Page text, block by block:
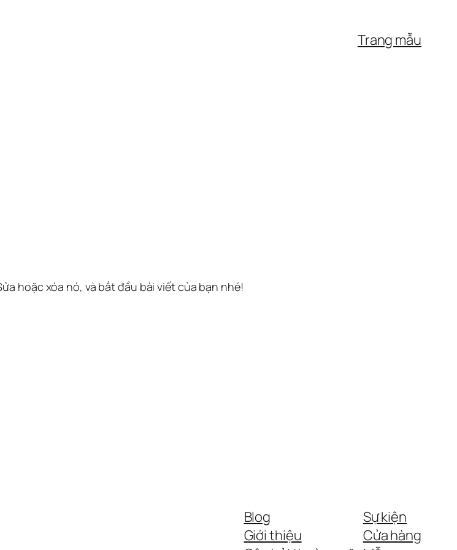
Trang mẫu
hoặc xóa nó, và bắt đầu bài viết của bạn nhé!
Blog
Giới thiệu
Sự kiện
Cửa hàng